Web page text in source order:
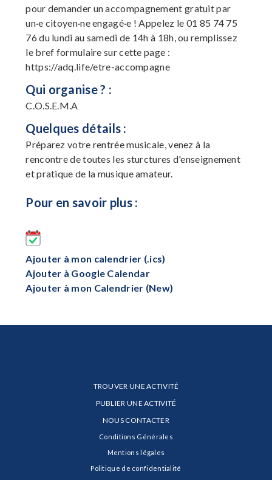
pour demander un accompagnement gratuit par
un·e citoyen·ne engagé·e ! Appelez le 01 85 74 75
76 du lundi au samedi de 14h à 18h, ou remplissez
le bref formulaire sur cette page :
https://adq.life/etre-accompagne
Qui organise ? :
C.O.S.E.M.A
Quelques détails :
Préparez votre rentrée musicale, venez à la
rencontre de toutes les sturctures d'enseignement
et pratique de la musique amateur.
Pour en savoir plus :
Ajouter à mon calendrier (.ics)
Ajouter à Google Calendar
Ajouter à mon Calendrier (New)
TROUVER UNE ACTIVITÉ
PUBLIER UNE ACTIVITÉ
NOUS CONTACTER
Conditions Générales
Mentions légales
Politique de confidentialité